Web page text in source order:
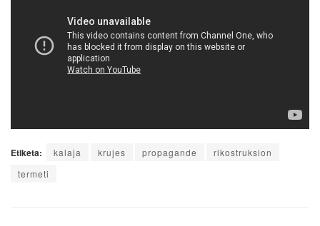
Etiketa: kalaja krujes propagande
rikostruksion
termeti